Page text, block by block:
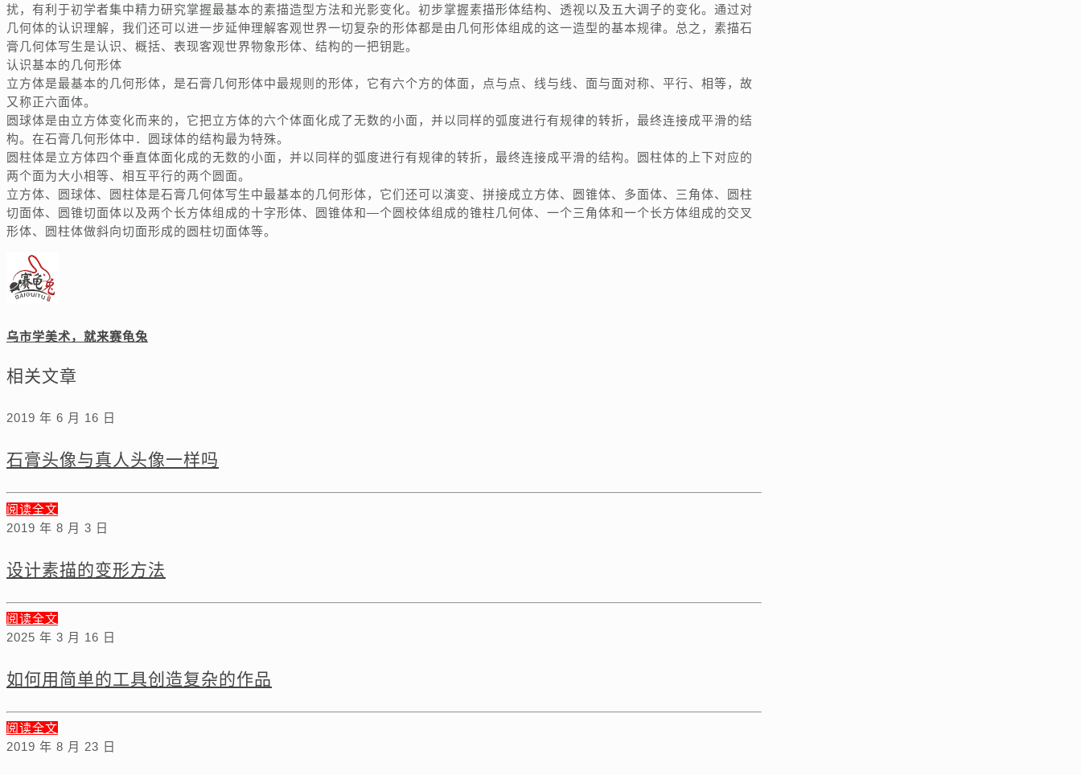
扰，有利于初学者集中精力研究掌握最基本的素描造型方法和光影变化。初步掌握素描形体结构、透视以及五大调子的变化。通过对
几何体的认识理解，我们还可以进一步延伸理解客观世界一切复杂的形体都是由几何形体组成的这一造型的基本规律。总之，素描石
膏几何体写生是认识、概括、表现客观世界物象形体、结构的一把钥匙。
认识基本的几何形体
立方体是最基本的几何形体，是石膏几何形体中最规则的形体，它有六个方的体面，点与点、线与线、面与面对称、平行、相等，故
又称正六面体。
圆球体是由立方体变化而来的，它把立方体的六个体面化成了无数的小面，并以同样的弧度进行有规律的转折，最终连接成平滑的结
构。在石膏几何形体中．圆球体的结构最为特殊。
圆柱体是立方体四个垂直体面化成的无数的小面，并以同样的弧度进行有规律的转折，最终连接成平滑的结构。圆柱体的上下对应的
两个面为大小相等、相互平行的两个圆面。
立方体、圆球体、圆柱体是石膏几何体写生中最基本的几何形体，它们还可以演变、拼接成立方体、圆锥体、多面体、三角体、圆柱
切面体、圆锥切面体以及两个长方体组成的十字形体、圆锥体和—个圆校体组成的锥柱几何体、一个三角体和一个长方体组成的交叉
形体、圆柱体做斜向切面形成的圆柱切面体等。
乌市学美术，就来赛龟兔
相关文章
2019 年 6 月 16 日
石膏头像与真人头像一样吗
阅读全文
2019 年 8 月 3 日
设计素描的变形方法
阅读全文
2025 年 3 月 16 日
如何用简单的工具创造复杂的作品
阅读全文
2019 年 8 月 23 日